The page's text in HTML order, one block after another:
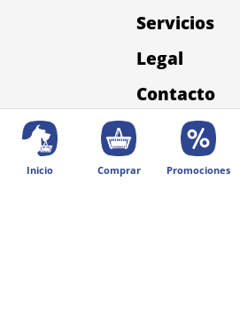
Inicio Comprar Promociones
Servicios
Legal
Contacto